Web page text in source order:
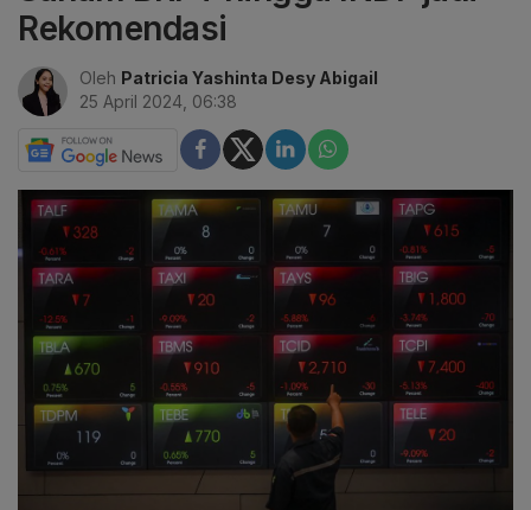
Rekomendasi
Oleh Patricia Yashinta Desy Abigail
25 April 2024, 06:38